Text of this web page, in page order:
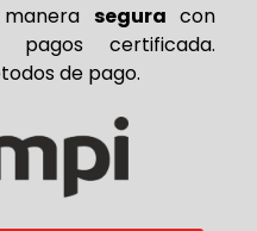
manera segura con
certificada.
de pago.